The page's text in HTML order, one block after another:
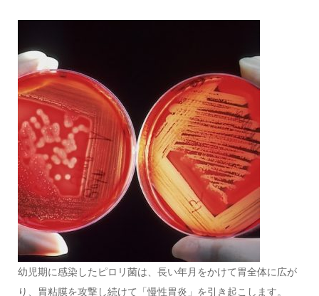
幼児期に感染したピロリ菌は、長い年月をかけて胃全体に広が
り、胃粘膜を攻撃し続けて「慢性胃炎」を引き起こします。